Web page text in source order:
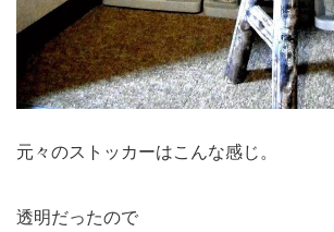
元々のストッカーはこんな感じ。
透明だったので